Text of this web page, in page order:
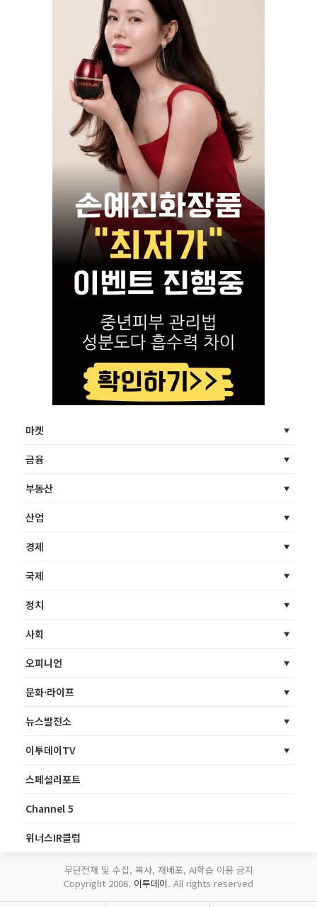
마켓
금융
부동산
산업
경제
국제
정치
사회
오피니언
문화·라이프
뉴스발전소
이투데이TV
스페셜리포트
Channel 5
위너스IR클럽
무단전재 및 수집, 복사, 재배포, AI학습 이용 금지
Copyright 2006. 이투데이. All rights reserved